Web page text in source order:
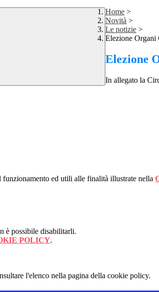
Home >
Novità >
Le notizie >
Elezione Organi
Elezione
In allegato la
ed utili alle finalità illustrate nella
è possibile disabilitarli.
POLICY.
l'elenco nella pagina della cookie policy.